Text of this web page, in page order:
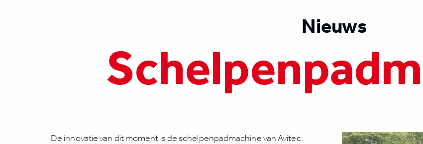
Nieuws
De innovatie van dit moment is de schelpenpadmachine van Avitec.